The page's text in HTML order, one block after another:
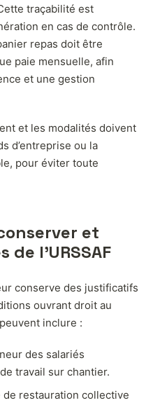
traçabilité est
en cas de contrôle.
repas doit être
paie mensuelle, afin
et une gestion
et les modalités doivent
d’entreprise ou la
pour éviter toute
et
l’URSSAF
conserve des justificatifs
ouvrant droit au
inclure :
des salariés
travail sur chantier.
de restauration collective